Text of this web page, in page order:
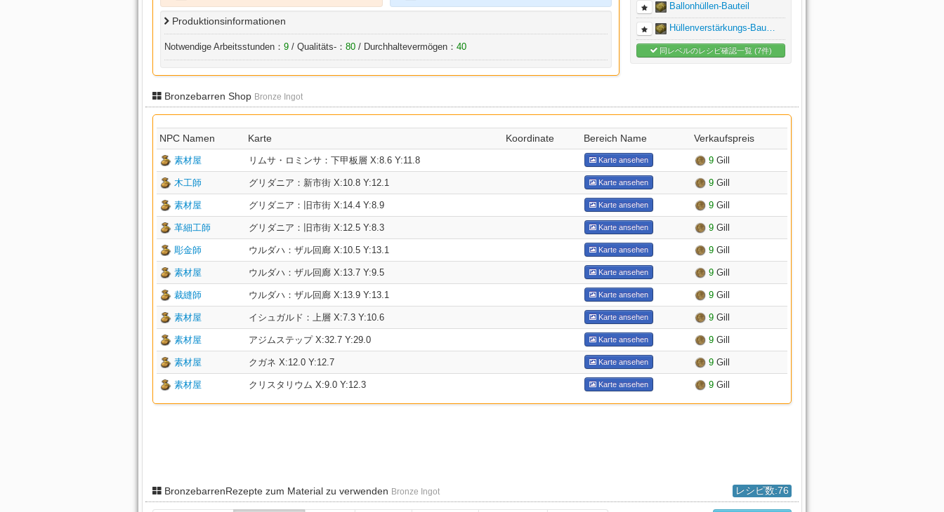
Produktionsinformationen
Notwendige Arbeitsstunden： 9 / Qualitäts-： 80 / Durchhaltevermögen： 40
Ballonhüllen-Bauteil
Hüllenverstärkungs-Bau…
同レベルのレシピ確認一覧 (7件)
Bronzebarren Shop Bronze Ingot
NPC Namen Karte Koordinate Bereich Name Verkaufspreis
素材屋 リムサ・ロミンサ：下甲板層 X:8.6 Y:11.8 Karte ansehen 9 Gill
木工師 グリダニア：新市街 X:10.8 Y:12.1 Karte ansehen 9 Gill
素材屋 グリダニア：旧市街 X:14.4 Y:8.9 Karte ansehen 9 Gill
革細工師 グリダニア：旧市街 X:12.5 Y:8.3 Karte ansehen 9 Gill
彫金師 ウルダハ：ザル回廊 X:10.5 Y:13.1 Karte ansehen 9 Gill
素材屋 ウルダハ：ザル回廊 X:13.7 Y:9.5 Karte ansehen 9 Gill
裁縫師 ウルダハ：ザル回廊 X:13.9 Y:13.1 Karte ansehen 9 Gill
素材屋 イシュガルド：上層 X:7.3 Y:10.6 Karte ansehen 9 Gill
素材屋 アジムステップ X:32.7 Y:29.0 Karte ansehen 9 Gill
素材屋 クガネ X:12.0 Y:12.7 Karte ansehen 9 Gill
素材屋 クリスタリウム X:9.0 Y:12.3 Karte ansehen 9 Gill
BronzebarrenRezepte zum Material zu verwenden Bronze Ingot レシピ数:76